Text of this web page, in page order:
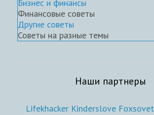
Бизнес и финансы
Финансовые советы
Другие советы
Советы на разные темы
Наши партнеры
Lifekhacker Kinderslove Foxsovet